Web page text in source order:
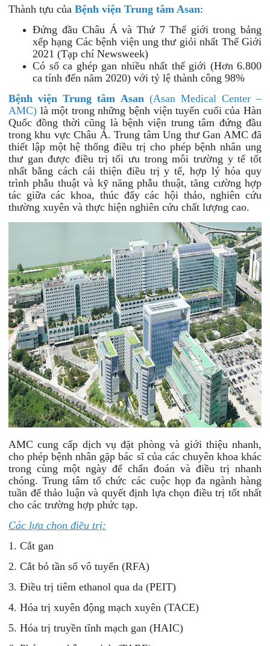
Thành tựu của Bệnh viện Trung tâm Asan:
Đứng đầu Châu Á và Thứ 7 Thế giới trong bảng
xếp hạng Các bệnh viện ung thư giỏi nhất Thế Giới
2021 (Tạp chí Newsweek)
Có số ca ghép gan nhiều nhất thế giới (Hơn 6.800
ca tính đến năm 2020) với tỷ lệ thành công 98%
Bệnh viện Trung tâm Asan(Asan Medical Center –
AMC) là một trong những bệnh viện tuyến cuối của Hàn
Quốc đồng thời cũng là bệnh viện trung tâm đứng đầu
trong khu vực Châu Á. Trung tâm Ung thư Gan AMC đã
thiết lập một hệ thống điều trị cho phép bệnh nhân ung
thư gan được điều trị tối ưu trong môi trường y tế tốt
nhất bằng cách cải thiện điều trị y tế, hợp lý hóa quy
trình phẫu thuật và kỹ năng phẫu thuật, tăng cường hợp
tác giữa các khoa, thúc đẩy các hội thảo, nghiên cứu
thường xuyên và thực hiện nghiên cứu chất lượng cao.
AMC cung cấp dịch vụ đặt phòng và giới thiệu nhanh,
cho phép bệnh nhân gặp bác sĩ của các chuyên khoa khác
trong cùng một ngày để chẩn đoán và điều trị nhanh
chóng. Trung tâm tổ chức các cuộc họp đa ngành hàng
tuần để thảo luận và quyết định lựa chọn điều trị tốt nhất
cho các trường hợp phức tạp.
Các lựa chọn điều trị:
1. Cắt gan
2. Cắt bỏ tần số vô tuyến (RFA)
3. Điều trị tiêm ethanol qua da (PEIT)
4. Hóa trị xuyên động mạch xuyên (TACE)
5. Hóa trị truyền tĩnh mạch gan (HAIC)